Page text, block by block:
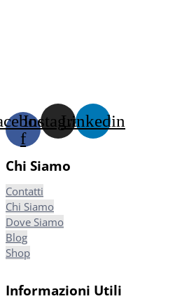
f
InstagramLinkedin
Chi Siamo
Contatti
Chi Siamo
Dove Siamo
Blog
Shop
Informazioni Utili